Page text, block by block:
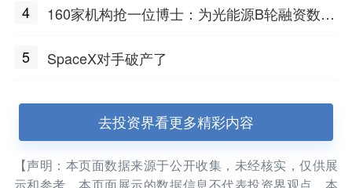
4
160家机构抢一位博士：为光能源B轮融资数亿
5
SpaceX对手破产了
去投资界看更多精彩内容
【声明：本页面数据来源于公开收集，未经核实，仅供展
示和参考。本页面展示的数据信息不代表投资界观点，本